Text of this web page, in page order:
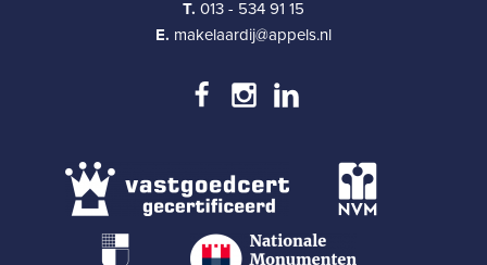
T. 013 - 534 91 15
E. makelaardij@appels.nl